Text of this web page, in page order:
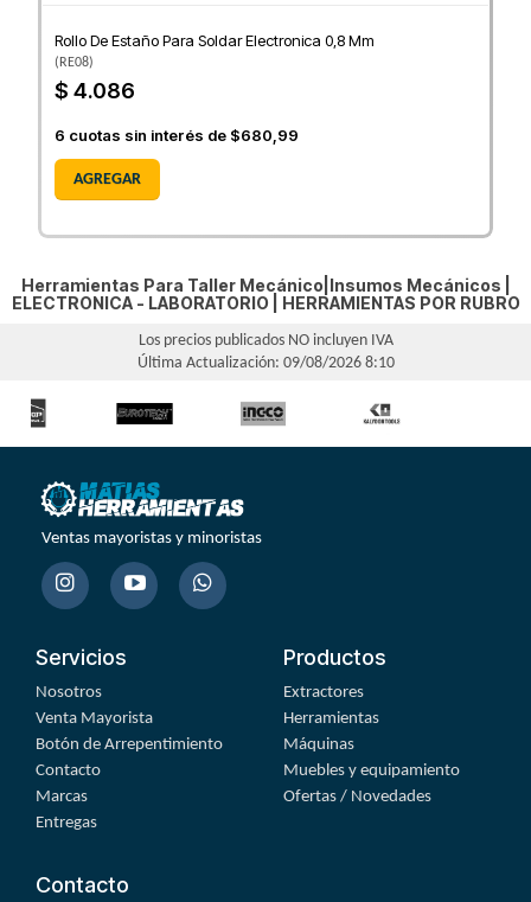
Rollo De Estaño Para Soldar Electronica 0,8 Mm
(RE08)
$ 4.086
6 cuotas sin interés de $680,99
AGREGAR
Herramientas Para Taller Mecánico|Insumos Mecánicos |
ELECTRONICA - LABORATORIO
HERRAMIENTAS POR RUBRO
Los precios publicados NO incluyen IVA
Última Actualización: 09/08/2026 8:10
Ventas mayoristas y minoristas
Servicios
Nosotros
Venta Mayorista
Botón de Arrepentimiento
Contacto
Marcas
Entregas
Productos
Extractores
Herramientas
Máquinas
Muebles y equipamiento
Ofertas / Novedades
Contacto